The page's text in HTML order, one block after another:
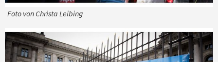
Foto von Christa Leibing